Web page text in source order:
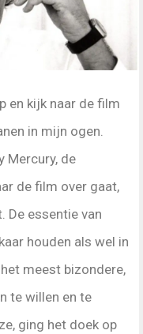
en kijk naar de film
in mijn ogen.
Mercury, de
de film over gaat,
De essentie van
houden als wel in
meest bizondere,
te willen en te
ging het doek op